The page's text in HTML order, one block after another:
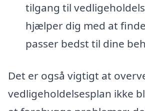
tilgang til
hjælper dig med at
passer bedst til dine
Det er også vigtigt at
vedligeholdelsesplan ikke